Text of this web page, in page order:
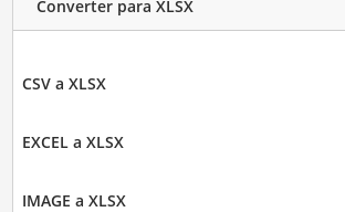
Converter para XLSX
CSV a XLSX
EXCEL a XLSX
IMAGE a XLSX